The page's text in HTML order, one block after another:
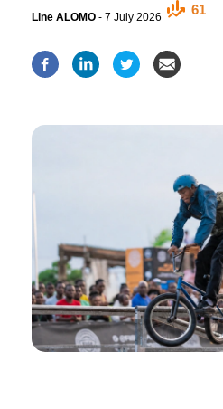
Line ALOMO - 7 July 2026
61